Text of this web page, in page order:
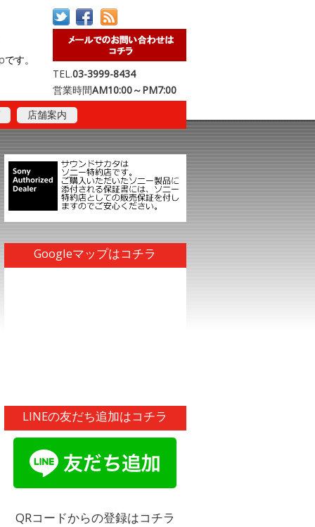
す。
店舗案内
TEL.03-3999-8434
営業時間AM10:00～PM7:00
Googleマップはコチラ
LINEの友だち追加はコチラ
QRコードからの登録はコチラ